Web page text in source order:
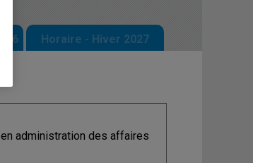
Horaire - Hiver 2027
administration des affaires